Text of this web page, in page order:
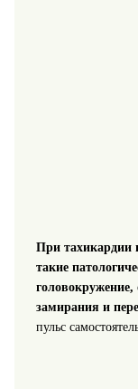
При тахикардии
такие
замирания и
пульс